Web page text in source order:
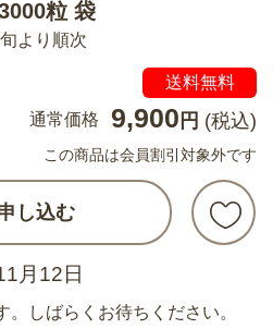
粒 袋
より順次
送料無料
通常価格 9,900 円 (税込)
この商品は会員割引対象外です
し込む
月12日
しばらくお待ちください。